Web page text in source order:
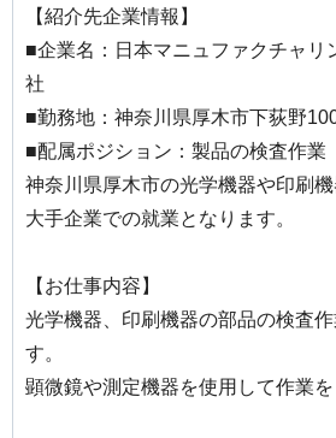
【紹介先企業情報】
■企業名：日本マニュファクチャリ
社
■勤務地：神奈川県厚木市下荻野
■配属ポジション：製品の検査作業
神奈川県厚木市の光学機器や印刷
大手企業での就業となります。
【お仕事内容】
光学機器、印刷機器の部品の検査
す。
顕微鏡や測定機器を使用して作業を